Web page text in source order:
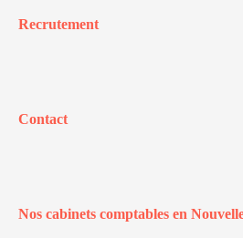
Recrutement
Contact
Nos cabinets comptables en